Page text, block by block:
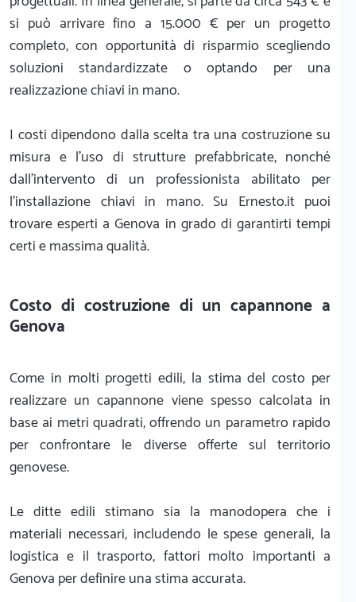
si può arrivare fino a 15.000 € per un progetto
completo, con opportunità di risparmio scegliendo
soluzioni standardizzate o optando per una
realizzazione chiavi in mano.
I costi dipendono dalla scelta tra una costruzione su
misura e l'uso di strutture prefabbricate, nonché
dall'intervento di un professionista abilitato per
l'installazione chiavi in mano. Su Ernesto.it puoi
trovare esperti a Genova in grado di garantirti tempi
certi e massima qualità.
Costo di costruzione di un capannone a
Genova
Come in molti progetti edili, la stima del costo per
realizzare un capannone viene spesso calcolata in
base ai metri quadrati, offrendo un parametro rapido
per confrontare le diverse offerte sul territorio
genovese.
Le ditte edili stimano sia la manodopera che i
materiali necessari, includendo le spese generali, la
logistica e il trasporto, fattori molto importanti a
Genova per definire una stima accurata.